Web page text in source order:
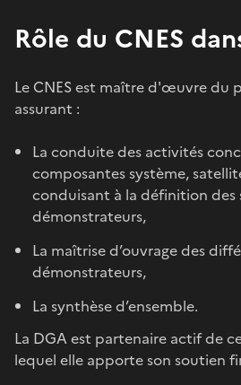
Rôle du CNES
Le CNES est maître d'œuvre du
assurant :
La conduite des activités
composantes système,
conduisant à la définition des
démonstrateurs,
La maîtrise d’ouvrage des
démonstrateurs,
La synthèse d’ensemble.
La DGA est partenaire actif de
lequel elle apporte son soutien